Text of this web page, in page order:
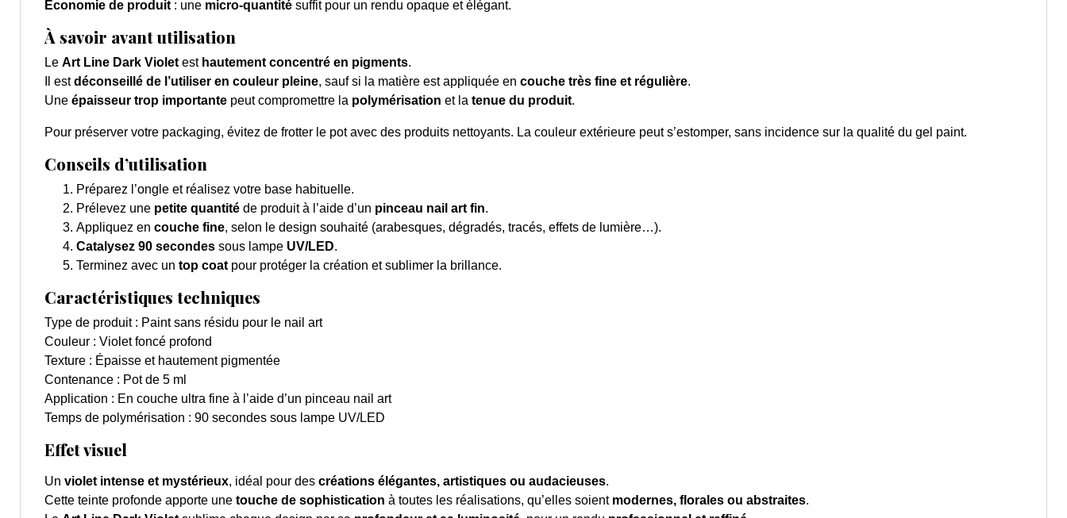
Économie de produit: une micro-quantité suffit pour un rendu opaque et élégant.
À savoir avant utilisation
Le Art Line Dark Violetest hautement concentré en pigments.
Il estdéconseillé de l’utiliser en couleur pleine, sauf si la matière est appliquée en couche très fine et régulière.
Une épaisseur trop importante peut compromettre la polymérisation et la tenue du produit.
Pour préserver votre packaging, évitez de frotter le pot avec des produits nettoyants. La couleur extérieure peut s’estomper, sans incidence sur la qualité du gel paint.
Conseils d’utilisation
Préparez l’ongle et réalisez votre base habituelle.
Prélevez une petite quantité de produit à l’aide d’un pinceau nail art fin.
Appliquez en couche fine, selon le design souhaité (arabesques, dégradés, tracés, effets de lumière…).
Catalysez 90 secondes sous lampe UV/LED.
Terminez avec un top coatpour protéger la création et sublimer la brillance.
Caractéristiques techniques
Type de produit : Paint sans résidu pour le nail art
Couleur : Violet foncé profond
Texture : Épaisse et hautement pigmentée
Contenance : Pot de 5 ml
Application : En couche ultra fine à l’aide d’un pinceau nail art
Temps de polymérisation : 90 secondes sous lampe UV/LED
Effet visuel
Un violet intense et mystérieux, idéal pour des créations élégantes, artistiques ou audacieuses.
Cette teinte profonde apporte une touche de sophistication à toutes les réalisations, qu’elles soient modernes, florales ou abstraites.